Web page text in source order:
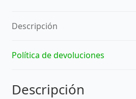
con
REACONDICIONADO
(Other)
Descripción
Política de devoluciones
Descripción